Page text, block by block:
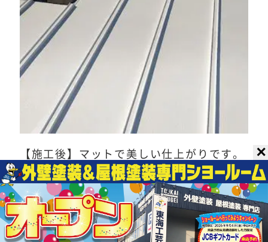
【施工後】マットで美しい仕上がりです。
白い屋根となり、遮熱・断熱効果を発揮し
ます。
＼プロのアドバイザーが最適なプランをご提案／
✕